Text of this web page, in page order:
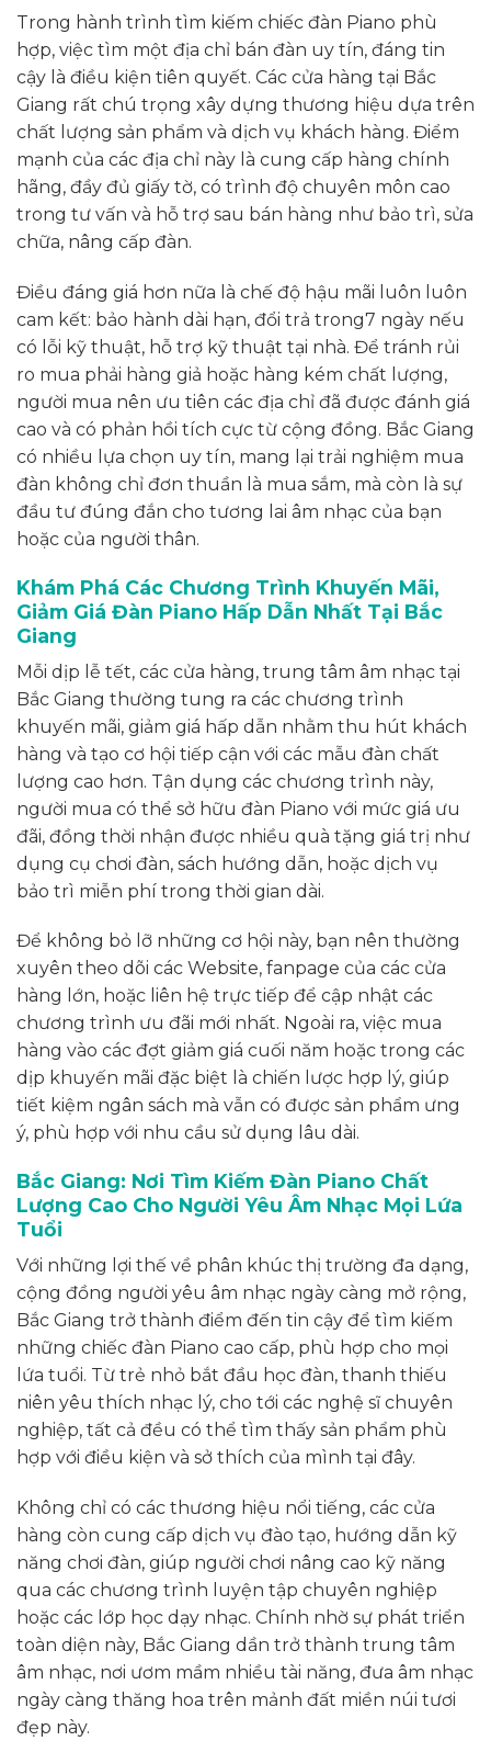
Trong hành trình tìm kiếm chiếc đàn Piano phù
hợp, việc tìm một địa chỉ bán đàn uy tín, đáng tin
cậy là điều kiện tiên quyết. Các cửa hàng tại Bắc
Giang rất chú trọng xây dựng thương hiệu dựa trên
chất lượng sản phẩm và dịch vụ khách hàng. Điểm
mạnh của các địa chỉ này là cung cấp hàng chính
hãng, đầy đủ giấy tờ, có trình độ chuyên môn cao
trong tư vấn và hỗ trợ sau bán hàng như bảo trì, sửa
chữa, nâng cấp đàn.
Điều đáng giá hơn nữa là chế độ hậu mãi luôn luôn
cam kết: bảo hành dài hạn, đổi trả trong7 ngày nếu
có lỗi kỹ thuật, hỗ trợ kỹ thuật tại nhà. Để tránh rủi
ro mua phải hàng giả hoặc hàng kém chất lượng,
người mua nên ưu tiên các địa chỉ đã được đánh giá
cao và có phản hồi tích cực từ cộng đồng. Bắc Giang
có nhiều lựa chọn uy tín, mang lại trải nghiệm mua
đàn không chỉ đơn thuần là mua sắm, mà còn là sự
đầu tư đúng đắn cho tương lai âm nhạc của bạn
hoặc của người thân.
Khám Phá Các Chương Trình Khuyến Mãi,
Giảm Giá Đàn Piano Hấp Dẫn Nhất Tại Bắc
Giang
Mỗi dịp lễ tết, các cửa hàng, trung tâm âm nhạc tại
Bắc Giang thường tung ra các chương trình
khuyến mãi, giảm giá hấp dẫn nhằm thu hút khách
hàng và tạo cơ hội tiếp cận với các mẫu đàn chất
lượng cao hơn. Tận dụng các chương trình này,
người mua có thể sở hữu đàn Piano với mức giá ưu
đãi, đồng thời nhận được nhiều quà tặng giá trị như
dụng cụ chơi đàn, sách hướng dẫn, hoặc dịch vụ
bảo trì miễn phí trong thời gian dài.
Để không bỏ lỡ những cơ hội này, bạn nên thường
xuyên theo dõi các Website, fanpage của các cửa
hàng lớn, hoặc liên hệ trực tiếp để cập nhật các
chương trình ưu đãi mới nhất. Ngoài ra, việc mua
hàng vào các đợt giảm giá cuối năm hoặc trong các
dịp khuyến mãi đặc biệt là chiến lược hợp lý, giúp
tiết kiệm ngân sách mà vẫn có được sản phẩm ưng
ý, phù hợp với nhu cầu sử dụng lâu dài.
Bắc Giang: Nơi Tìm Kiếm Đàn Piano Chất
Lượng Cao Cho Người Yêu Âm Nhạc Mọi Lứa
Tuổi
Với những lợi thế về phân khúc thị trường đa dạng,
cộng đồng người yêu âm nhạc ngày càng mở rộng,
Bắc Giang trở thành điểm đến tin cậy để tìm kiếm
những chiếc đàn Piano cao cấp, phù hợp cho mọi
lứa tuổi. Từ trẻ nhỏ bắt đầu học đàn, thanh thiếu
niên yêu thích nhạc lý, cho tới các nghệ sĩ chuyên
nghiệp, tất cả đều có thể tìm thấy sản phẩm phù
hợp với điều kiện và sở thích của mình tại đây.
Không chỉ có các thương hiệu nổi tiếng, các cửa
hàng còn cung cấp dịch vụ đào tạo, hướng dẫn kỹ
năng chơi đàn, giúp người chơi nâng cao kỹ năng
qua các chương trình luyện tập chuyên nghiệp
hoặc các lớp học dạy nhạc. Chính nhờ sự phát triển
toàn diện này, Bắc Giang dần trở thành trung tâm
âm nhạc, nơi ươm mầm nhiều tài năng, đưa âm nhạc
ngày càng thăng hoa trên mảnh đất miền núi tươi
đẹp này.